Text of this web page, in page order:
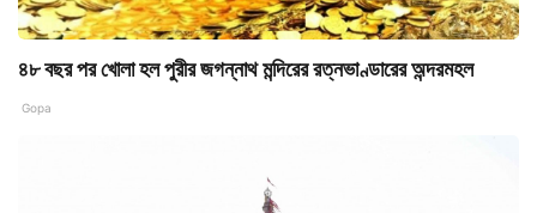
৪৮ বছর পর খোলা হল পুরীর জগন্নাথ মন্দিরের রত্নভাণ্ডারের অন্দরমহল
Gopa